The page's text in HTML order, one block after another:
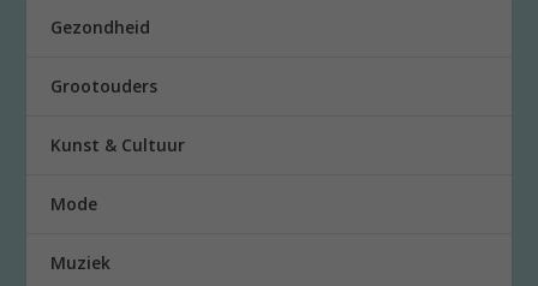
Gezondheid
Grootouders
Kunst & Cultuur
Mode
Muziek